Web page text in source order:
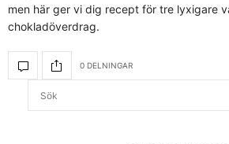
men här ger vi dig recept för tre lyxigare
chokladöverdrag.
0 DELNINGAR